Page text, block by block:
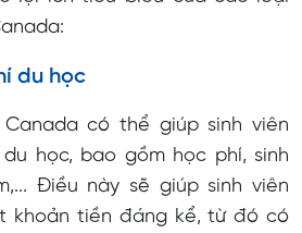
tư vấn du học Canada tận tình,
du học
có thể giúp sinh viên
học, bao gồm học phí, sinh
Điều này sẽ giúp sinh viên
khoản tiền đáng kể, từ đó có